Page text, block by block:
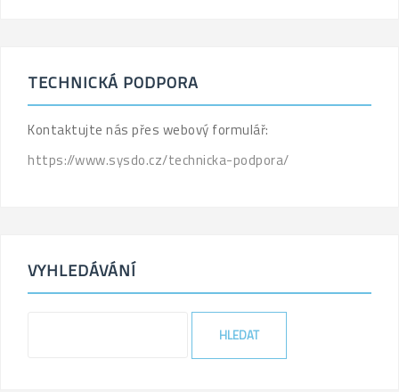
TECHNICKÁ PODPORA
Kontaktujte nás přes webový formulář:
https://www.sysdo.cz/technicka-podpora/
VYHLEDÁVÁNÍ